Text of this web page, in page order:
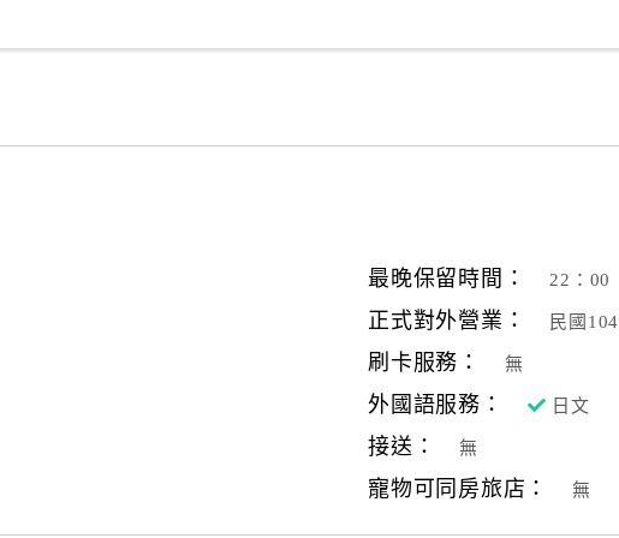
最晚保留時間： 22：00
正式對外營業： 民國
刷卡服務： 無
外國語服務： 日文
接送： 無
寵物可同房旅店： 無